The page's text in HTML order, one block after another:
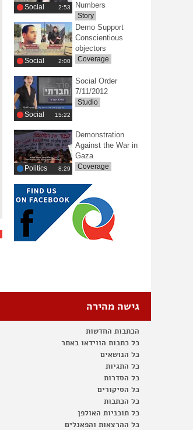
Social ‎2:53
Numbers
Story
Social ‎2:00
Demo Support
Conscientious
objectors
Coverage
Social ‎15:22
Social Order
7/11/2012
Studio
Politics ‎8:29
Demonstration
Against the War in
Gaza
Coverage
גישה מהירה
הכתבות החדשות
כל כתבות הווידאו באתר
כל הנושאים
כל התגיות
כל הסדרות
כל הסיקורים
כל הכתבות
כל תוכניות האולפן
כל ההרצאות והפאנלים